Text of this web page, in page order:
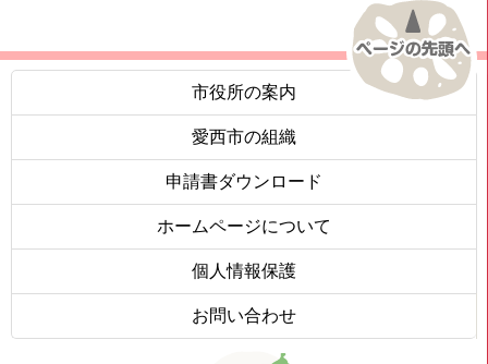
市役所の案内
愛西市の組織
申請書ダウンロード
ホームページについて
個人情報保護
お問い合わせ